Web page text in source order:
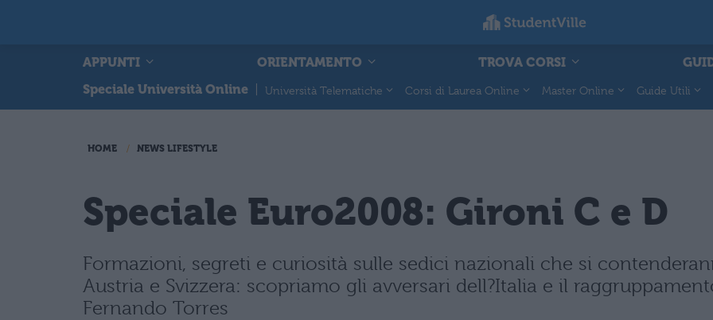
APPUNTI ORIENTAMENTO TROVA CORSI
Speciale Università Online
Università Telematiche Corsi di Laurea Online Master Online Guide Utili
HOME NEWS LIFESTYLE
Speciale Euro2008: Gironi C e D
Formazioni, segreti e curiosità sulle sedici nazionali che si
Austria e Svizzera: scopriamo gli avversari dell?Italia e il
Fernando Torres